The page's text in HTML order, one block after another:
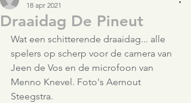
Draaidag De Pineut
18 apr 2021
Wat een schitterende draaidag... alle
spelers op scherp voor de camera van
Jeen de Vos en de microfoon van
Menno Knevel. Foto's Aernout
Steegstra.